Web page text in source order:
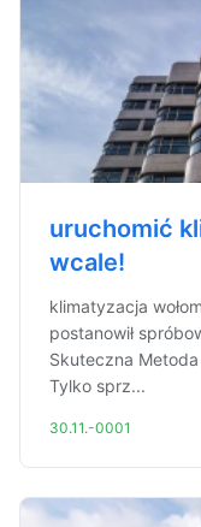
uruchomić
wcale!
klimatyzacja
postanowił
Skuteczna
Tylko sprz...
30.11.-0001